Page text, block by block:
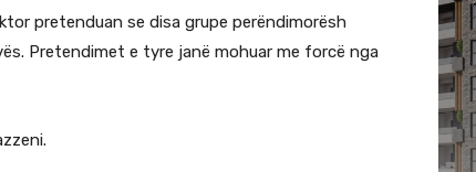
pretenduan se disa grupe perëndimorësh
Pretendimet e tyre janë mohuar me forcë nga